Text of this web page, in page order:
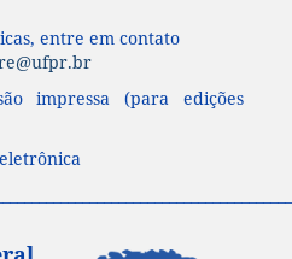
entre em contato
impressa (para edições